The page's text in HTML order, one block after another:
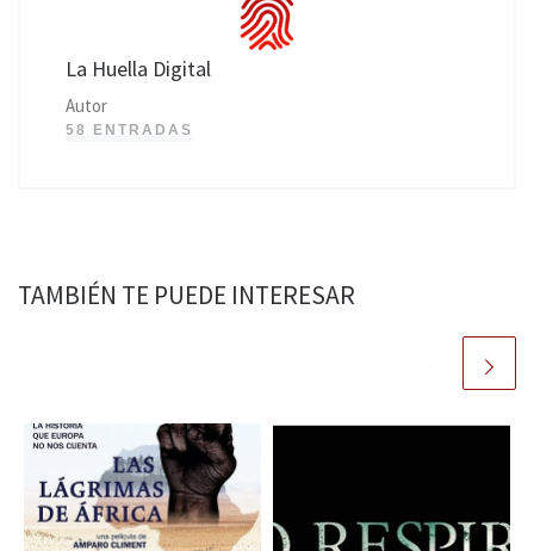
La Huella Digital
Autor
58 ENTRADAS
TAMBIÉN TE PUEDE INTERESAR